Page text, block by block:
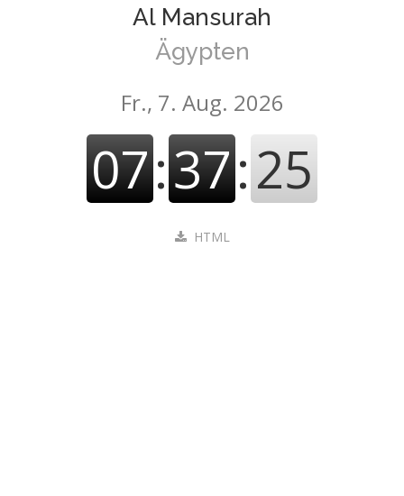
Al Mansurah
Ägypten
Fr., 7. Aug. 2026
07:37:26
HTML